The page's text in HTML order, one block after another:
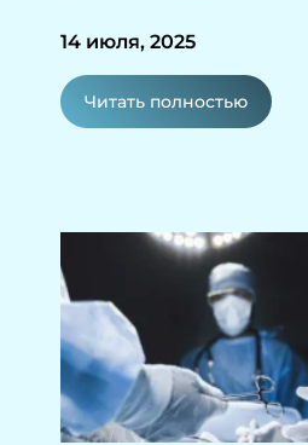
14 июля, 2025
Читать полностью